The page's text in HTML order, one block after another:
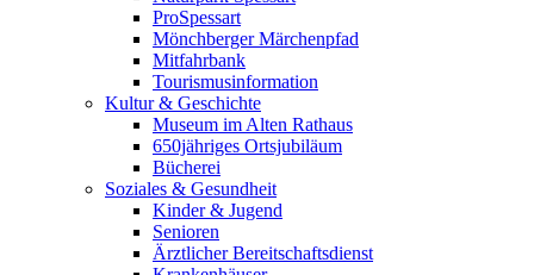
ProSpessart
Mönchberger Märchenpfad
Mitfahrbank
Tourismusinformation
Kultur & Geschichte
Museum im Alten Rathaus
650jähriges Ortsjubiläum
Bücherei
Soziales & Gesundheit
Kinder & Jugend
Senioren
Ärztlicher Bereitschaftsdienst